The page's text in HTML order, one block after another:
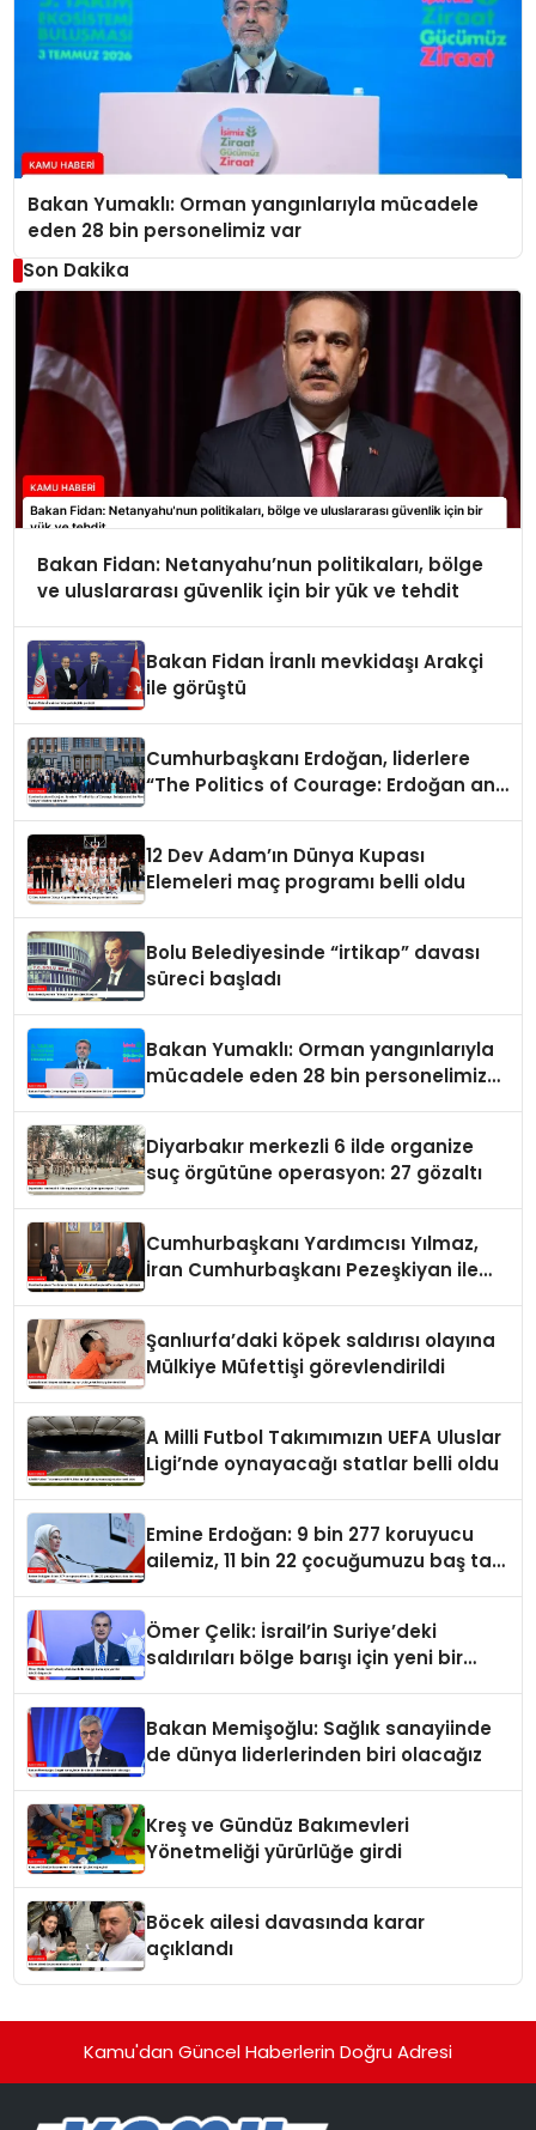
Bakan Yumaklı: Orman yangınlarıyla mücadele
eden 28 bin personelimiz var
Son Dakika
Bakan Fidan: Netanyahu’nun politikaları, bölge
ve uluslararası güvenlik için bir yük ve tehdit
Bakan Fidan İranlı mevkidaşı Arakçi
ile görüştü
Cumhurbaşkanı Erdoğan, liderlere
“The Politics of Courage: Erdoğan and
12 Dev Adam’ın Dünya Kupası
Elemeleri maç programı belli oldu
Bolu Belediyesinde “irtikap” davası
süreci başladı
Bakan Yumaklı: Orman yangınlarıyla
mücadele eden 28 bin personelimiz
Diyarbakır merkezli 6 ilde organize
suç örgütüne operasyon: 27 gözaltı
Cumhurbaşkanı Yardımcısı Yılmaz,
İran Cumhurbaşkanı Pezeşkiyan ile
Şanlıurfa’daki köpek saldırısı olayına
Mülkiye Müfettişi görevlendirildi
A Milli Futbol Takımımızın UEFA Uluslar
Ligi’nde oynayacağı statlar belli oldu
Emine Erdoğan: 9 bin 277 koruyucu
ailemiz, 11 bin 22 çocuğumuzu baş tacı
Ömer Çelik: İsrail’in Suriye’deki
saldırıları bölge barışı için yeni bir
Bakan Memişoğlu: Sağlık sanayiinde
de dünya liderlerinden biri olacağız
Kreş ve Gündüz Bakımevleri
Yönetmeliği yürürlüğe girdi
Böcek ailesi davasında karar
açıklandı
Kamu'dan Güncel Haberlerin Doğru Adresi